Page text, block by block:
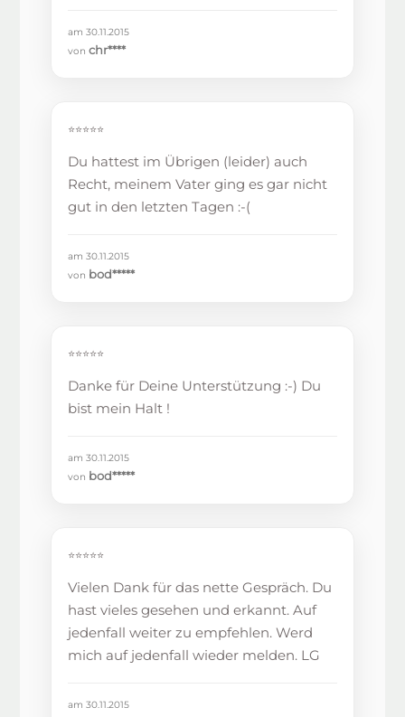
am 30.11.2015
vonchr****
⭐⭐⭐⭐⭐
Du hattest im Übrigen (leider) auch
Recht, meinem Vater ging es gar nicht
gut in den letzten Tagen :-(
am 30.11.2015
von bod*****
⭐⭐⭐⭐⭐
Danke für Deine Unterstützung :-) Du
bist mein Halt !
am 30.11.2015
von bod*****
⭐⭐⭐⭐⭐
Vielen Dank für das nette Gespräch. Du
hast vieles gesehen und erkannt. Auf
jedenfall weiter zu empfehlen. Werd
mich auf jedenfall wieder melden. LG
am 30.11.2015